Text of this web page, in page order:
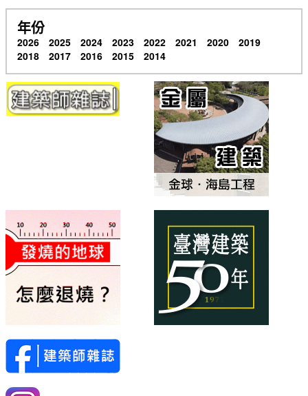
年份
2026 2025 2024 2023 2022 2021 2020
2019
2018
2017 2016 2015 2014